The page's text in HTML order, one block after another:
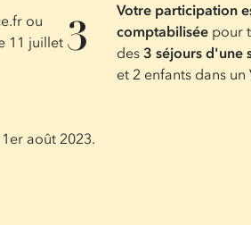
ou
11 juillet
Votre participation
comptabilisée pour
des 3 séjours d'une
et 2 enfants dans
août 2023.